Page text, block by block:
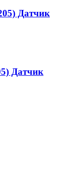
Датчик
Датчик